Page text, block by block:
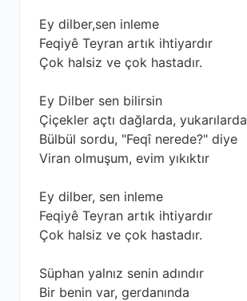
Ey dilber,sen inleme
Feqiyê Teyran artık ihtiyardır
Çok halsiz ve çok hastadır.
Ey Dilber sen bilirsin
Çiçekler açtı dağlarda, yukarılarda
Bülbül sordu, "Feqî nerede?" diye
Viran olmuşum, evim yıkıktır
Ey dilber, sen inleme
Feqiyê Teyran artık ihtiyardır
Çok halsiz ve çok hastadır.
Süphan yalnız senin adındır
Bir benin var, gerdanında